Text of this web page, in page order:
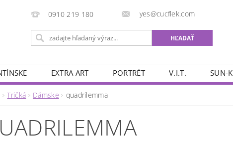
0910 219 180 yes@cucflek.com
EXTRA ART PORTRÉT V.I.T.
SUN-
Tričká Dámske quadrilemma